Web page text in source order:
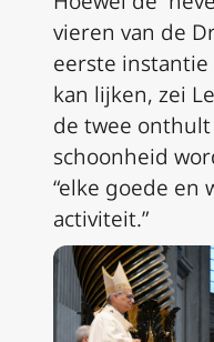
vieren van de
eerste instantie
kan lijken, zei
de twee
schoonheid
“elke goede en
activiteit.”